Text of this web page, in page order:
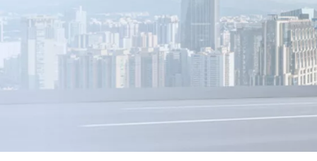
Sian C2H2 Nadel Typ QF-15 Industrielles Acetylengaszylinderventil CO2-sicheres Feuerlöschventil